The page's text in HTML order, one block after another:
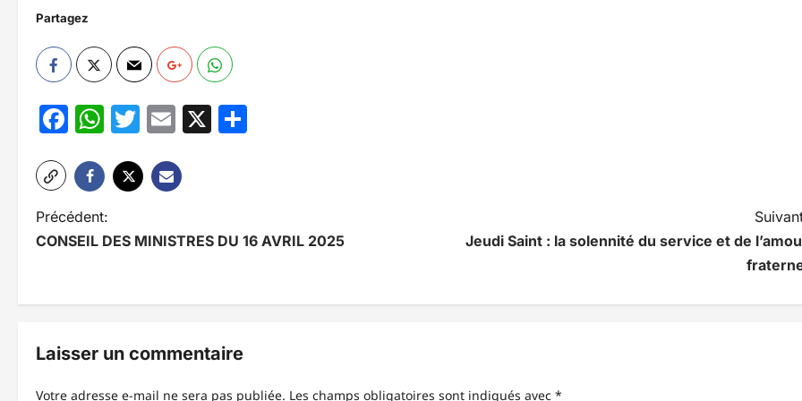
Partagez
Facebook
WhatsApp
Twitter
Email
X
N
a
g
Précédent:
CONSEIL DES MINISTRES DU 16 AVRIL 2025
Jeudi Saint : la solennité du service et de
Laisser un commentaire
Votre adresse e-mail ne sera pas publiée. Les champs obligatoires sont indiqués avec *